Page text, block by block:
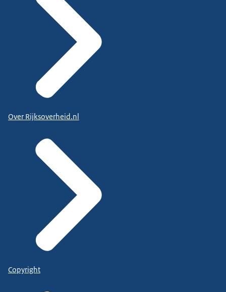
Over Rijksoverheid.nl
Copyright